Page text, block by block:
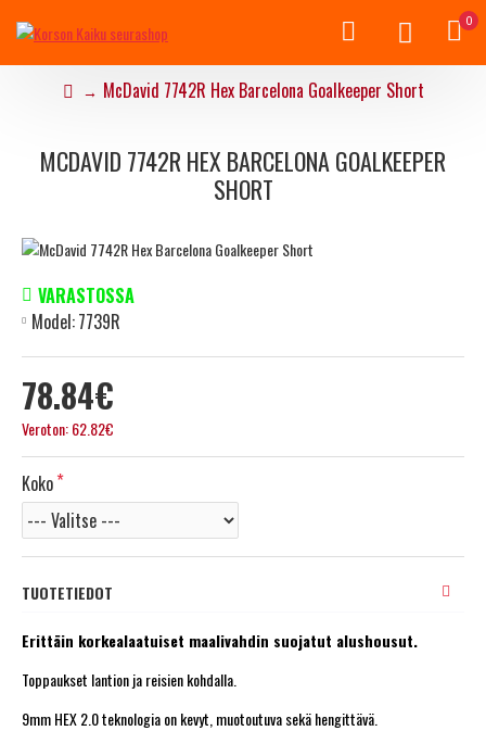
0
McDavid 7742R Hex Barcelona Goalkeeper Short
MCDAVID 7742R HEX BARCELONA GOALKEEPER
SHORT
78.84€
Veroton: 62.82€
VARASTOSSA
Model:7739R
Koko
TUOTETIEDOT
Erittäin korkealaatuiset maalivahdin suojatut alushousut.
Toppaukset lantion ja reisien kohdalla.
9mm HEX 2.0 teknologia on kevyt, muotoutuva sekä hengittävä.